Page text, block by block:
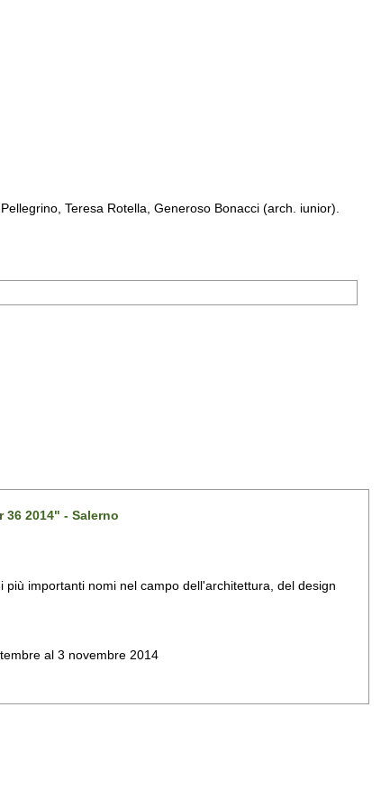
Teresa Rotella, Generoso Bonacci (arch. iunior).
2014" - Salerno
importanti nomi nel campo dell'architettura, del design
al 3 novembre 2014